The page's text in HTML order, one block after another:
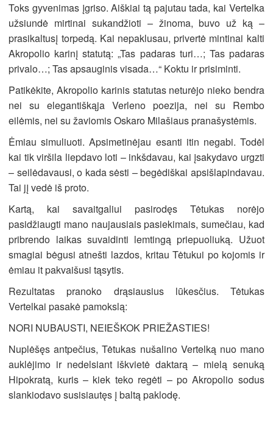
Toks gyvenimas įgriso. Aiškiai tą pajutau tada, kai Vertelka
užsiundė mirtinai sukandžioti – žinoma, buvo už ką –
prasikaltusį torpedą. Kai nepaklusau, privertė mintinai kalti
Akropolio karinį statutą: „Tas padaras turi…; Tas padaras
privalo…; Tas apsauginis visada…“ Koktu ir prisiminti.
Patikėkite, Akropolio karinis statutas neturėjo nieko bendra
nei su elegantiškąja Verleno poezija, nei su Rembo
eilėmis, nei su žaviomis Oskaro Milašiaus pranašystėmis.
Ėmiau simuliuoti. Apsimetinėjau esanti itin negabi. Todėl
kai tik viršila liepdavo loti – inkšdavau, kai įsakydavo urgzti
– seilėdavausi, o kada sėsti – begėdiškai apsišlapindavau.
Tai jį vedė iš proto.
Kartą, kai savaitgaliui pasirodęs Tėtukas norėjo
pasidžiaugti mano naujausiais pasiekimais, sumečiau, kad
pribrendo laikas suvaidinti lemtingą priepuoliuką. Užuot
smagiai bėgusi atnešti lazdos, kritau Tėtukui po kojomis ir
ėmiau it pakvaišusi tąsytis.
Rezultatas pranoko drąsiausius lūkesčius. Tėtukas
Vertelkai pasakė pamokslą:
NORI NUBAUSTI, NEIEŠKOK PRIEŽASTIES!
Nuplėšęs antpečius, Tėtukas nušalino Vertelką nuo mano
auklėjimo ir nedelsiant iškvietė daktarą – mielą senuką
Hipokratą, kuris – kiek teko regėti – po Akropolio sodus
slankiodavo susisiautęs į baltą paklodę.